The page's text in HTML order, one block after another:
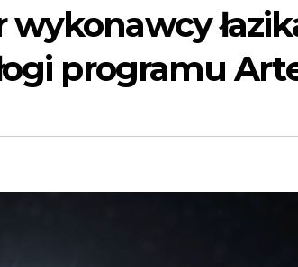
programu